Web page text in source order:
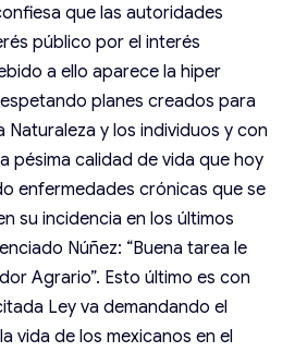
que las autoridades
público por el interés
a ello aparece la hiper
planes creados para
Naturaleza y los individuos y con
pésima calidad de vida que hoy
enfermedades crónicas que se
su incidencia en los últimos
Núñez: “Buena tarea le
Agrario”. Esto último es con
Ley va demandando el
vida de los mexicanos en el